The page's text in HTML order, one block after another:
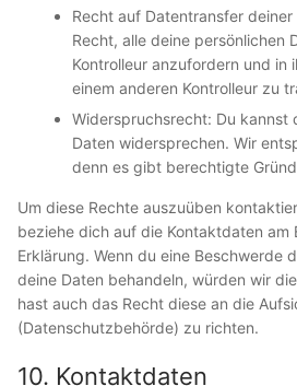
Recht auf Datentransfer
Recht, alle deine persönlichen
Kontrolleur anzufordern und in
einem anderen Kontrolleur zu
Widerspruchsrecht: Du kannst
Daten widersprechen. Wir
denn es gibt berechtigte
Um diese Rechte auszuüben
beziehe dich auf die Kontaktdaten am
Erklärung. Wenn du eine Beschwerde
deine Daten behandeln, würden wir
hast auch das Recht diese an die
(Datenschutzbehörde) zu richten.
10. Kontaktdaten